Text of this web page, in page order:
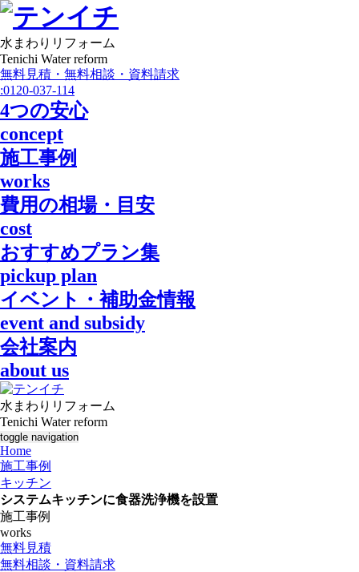
水まわりリフォーム
Tenichi Water reform
無料見積・無料相談・資料請求
:0120-037-114
4つの安心
concept
施工事例
works
費用の相場・目安
cost
おすすめプラン集
pickup plan
イベント・補助金情報
event and subsidy
会社案内
about us
水まわりリフォーム
Tenichi Water reform
toggle navigation
Home
施工事例
キッチン
システムキッチンに食器洗浄機を設置
施工事例
works
無料見積
無料相談・資料請求